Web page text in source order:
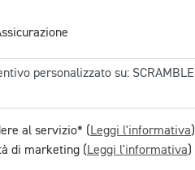
al servizio* (Leggi l'informativa)
di marketing (Leggi l'informativa)